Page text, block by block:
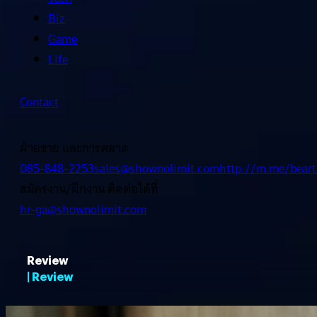
Biz
Game
Life
Contact
ฝ่ายขาย และการตลาด
085-848-2253sales@shownolimit.comhttp://m.me/
สมัครงาน/ฝึกงาน ติดต่อได้ที่
hr-ga@shownolimit.com
Review
| Review